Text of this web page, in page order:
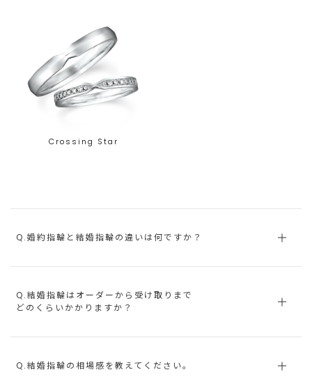
Crossing Star
Q.婚約指輪と結婚指輪の違いは何ですか？
Q.結婚指輪はオーダーから受け取りまで
どのくらいかかりますか？
Q.結婚指輪の相場感を教えてください。